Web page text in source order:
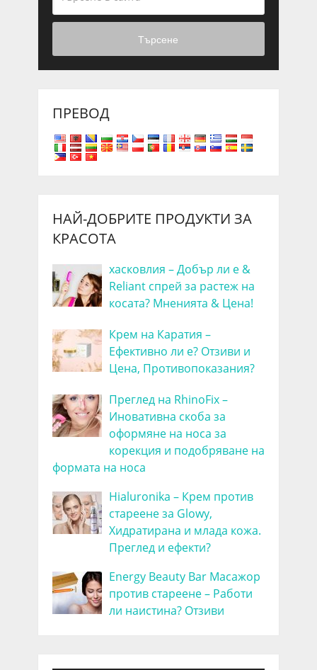
Търсене
ПРЕВОД
НАЙ-ДОБРИТЕ ПРОДУКТИ ЗА
КРАСОТА
хасковлия – Добър ли е &
Reliant спрей за растеж на
косата? Мненията & Цена!
Крем на Каратия –
Ефективно ли е? Отзиви и
Цена, Противопоказания?
Преглед на RhinoFix –
Иновативна скоба за
оформяне на носа за
корекция и подобряване на
формата на носа
Hialuronika – Крем против
стареене за Glowy,
Хидратирана и млада кожа.
Преглед и ефекти?
Energy Beauty Bar Масажор
против стареене – Работи
ли наистина? Отзиви